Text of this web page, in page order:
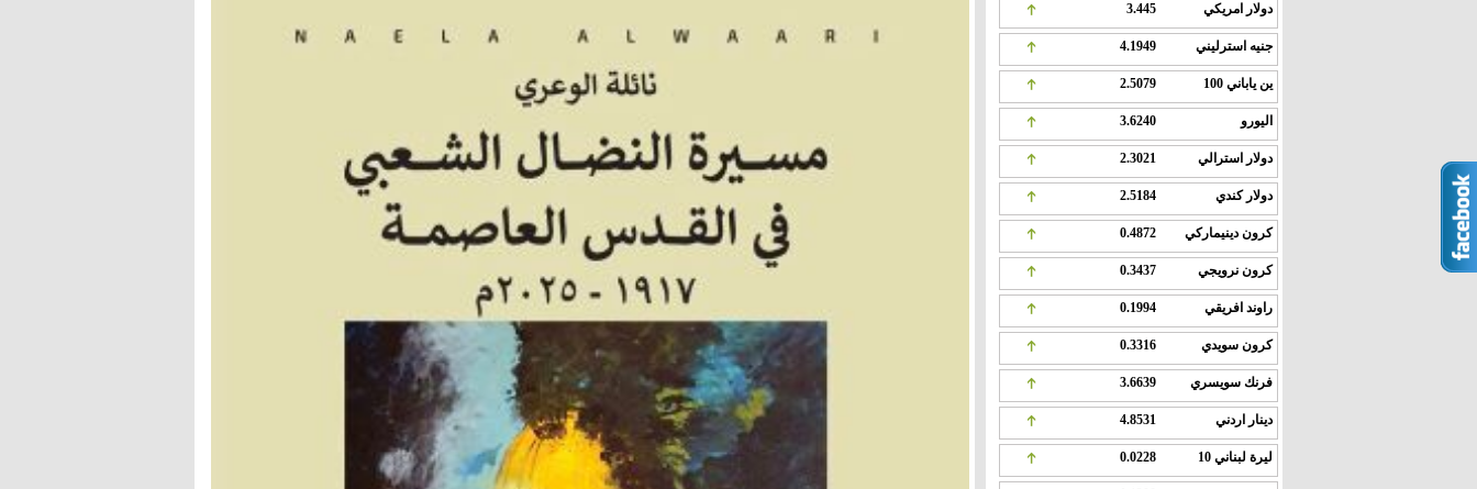
دولار امريكي 3.445
جنيه استرليني 4.1949
ين ياباني 100 2.5079
اليورو 3.6240
دولار استرالي 2.3021
دولار كندي 2.5184
كرون دينيماركي 0.4872
كرون نرويجي 0.3437
راوند افريقي 0.1994
كرون سويدي 0.3316
فرنك سويسري 3.6639
دينار اردني 4.8531
ليرة لبناني 10 0.0228